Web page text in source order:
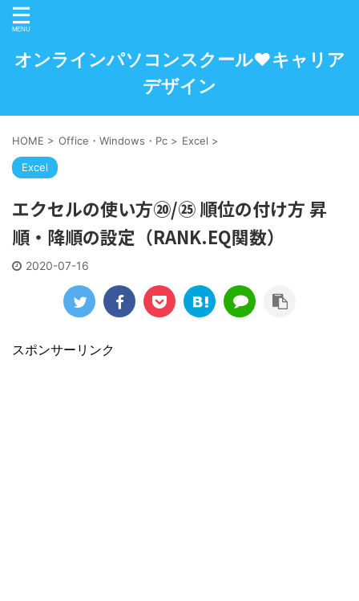
オンラインパソコンスクール♥キャリア
デザイン
HOME > Office・Windows・Pc > Excel >
Excel
エクセルの使い方⑳/㉕ 順位の付け方 昇
順・降順の設定（RANK.EQ関数）
2020-07-16
スポンサーリンク